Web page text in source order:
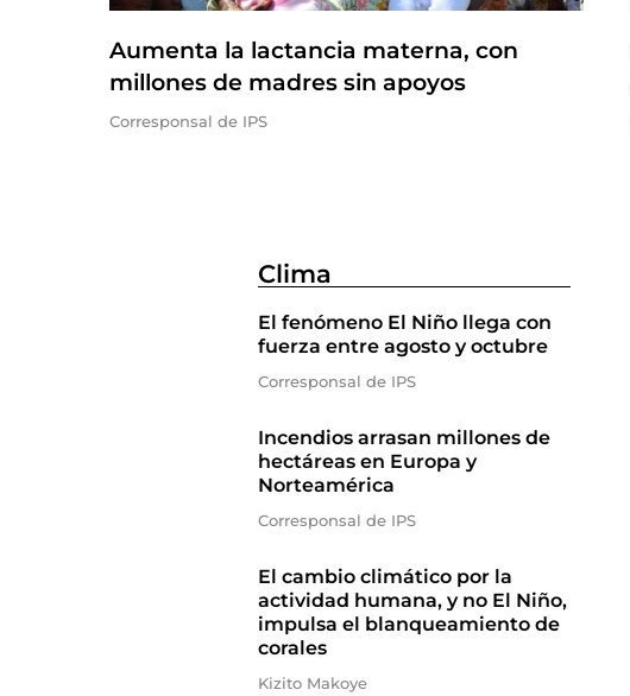
Aumenta la lactancia materna, con
millones de madres sin apoyos
Corresponsal de IPS
Clima
El fenómeno El Niño llega con
fuerza entre agosto y octubre
Corresponsal de IPS
Incendios arrasan millones de
hectáreas en Europa y
Norteamérica
Corresponsal de IPS
El cambio climático por la
actividad humana, y no El Niño,
impulsa el blanqueamiento de
corales
Kizito Makoye